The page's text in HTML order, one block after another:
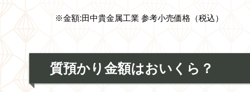
※金額:田中貴金属工業 参考小売価格（税込）
質預かり金額はおいくら？